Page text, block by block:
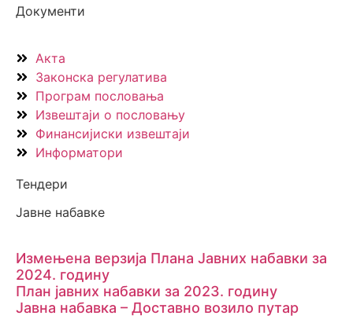
Документи
Акта
Законска регулатива
Програм пословања
Извештаји о пословању
Финансијиски извештаји
Информатори
Тендери
Јавне набавке
Измењенa верзијa Плана Јавних набавки за
2024. годину
План јавних набавки за 2023. годину
Јавна набавка – Доставно возило путар